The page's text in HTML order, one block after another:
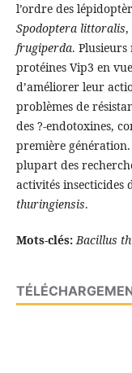
l’ordre des
Spodoptera littoralis,
frugiperda. Plusieurs
protéines Vip3 en
d’améliorer leur
problèmes de
des ?-endotoxines,
première
plupart des
activités insecticides
thuringiensis.
Mots-clés: Bacillus